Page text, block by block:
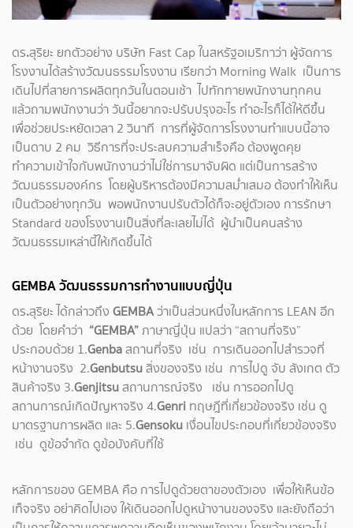
ดร.สุริยะ ยกตัวอย่าง บริษัท Fast Cap ในสหรัฐอเมริกาว่า ผู้จัดการ
โรงงานได้สร้างวัฒนธรรมโรงงาน เรียกว่า Morning Walk เป็นการ
เดินไปที่สายการผลิตทุกวันในตอนเช้า ไปทักทายพนักงานทุกคน
แล้วถามพนักงานว่า วันนี้อยากจะปรับปรุงอะไร ทำอะไรก็ได้ให้ดีขึ้น
เพื่อช่วยประหยัดเวลา 2 วินาที การที่ผู้จัดการโรงงานทำแบบนี้อาจ
เป็นดาบ 2 คม วิธีการที่จะประสบความสำเร็จคือ ต้องพูดคุย
ทำความเข้าใจกับพนักงานว่าไม่ใช่การมาจับผิด แต่เป็นการสร้าง
วัฒนธรรมองค์กร โดยผู้บริหารต้องมีความสม่ำเสมอ ต้องทำให้เห็น
เป็นตัวอย่างทุกวัน พอพนักงานปรับตัวได้ก็จะอยู่ตัวเอง การรักษา
Standard ของโรงงานเป็นสิ่งที่ละเลยไม่ได้ ผู้นำเป็นคนสร้าง
วัฒนธรรมเหล่านี้ให้เกิดขึ้นได้
GEMBAวัฒนธรรมการทำงานแบบญี่ปุ่น
ดร.สุริยะ ได้กล่าวถึง GEMBAว่าเป็นส่วนหนึ่งในหลักการ LEAN อีก
ด้วย โดยคำว่า “GEMBA”ภาษาญี่ปุ่น แปลว่า “สถานที่จริง”
ประกอบด้วย 1.Genbaสถานที่จริง เช่น การเดินออกไปสำรวจที่
หน้างานจริง 2.Genbutsuสิ่งของจริง เช่น การไปดู จับ สังเกต ตัว
สินค้าจริง 3.Genjitsuสถานการณ์จริง เช่น การออกไปดู
สถานการณ์เกิดปัญหาจริง 4.Genri ทฤษฎีที่เกี่ยวข้องจริง เช่น ดู
มาตรฐานการผลิต และ 5.Gensoku เงื่อนไขประกอบที่เกี่ยวข้องจริง
เช่น ดูข้อจำกัด ดูข้อบังคับที่ใช้
หลักการของ GEMBA คือ การไปดูด้วยตาของตัวเอง เพื่อให้เห็นข้อ
เท็จจริง อย่าคิดไปเอง ให้เดินออกไปดูหน้างานของจริง และยังถือว่า